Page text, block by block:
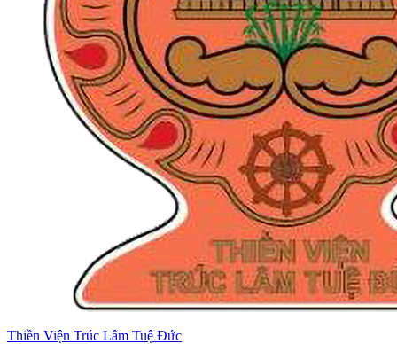
Thiền Viện Trúc Lâm Tuệ Đức